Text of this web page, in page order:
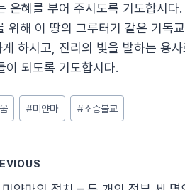
은혜를 부어 주시도록 기도합시다.
위해 이 땅의 그루터기 같은 기독
게 하시고, 진리의 빛을 발하는 용
이 되도록 기도합시다.
#미얀마 #소승불교